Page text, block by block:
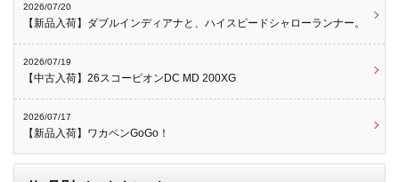
2026/07/20
【新品入荷】ダブルインディアナと、ハイスピードシャローランナー。
2026/07/19
【中古入荷】26スコーピオンDC MD 200XG
2026/07/17
【新品入荷】ワカペンGoGo！